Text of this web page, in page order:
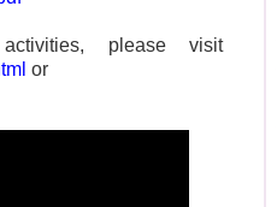
please visit
or